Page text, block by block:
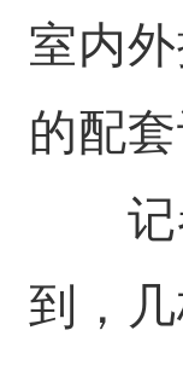
室内
的配套
记
到，